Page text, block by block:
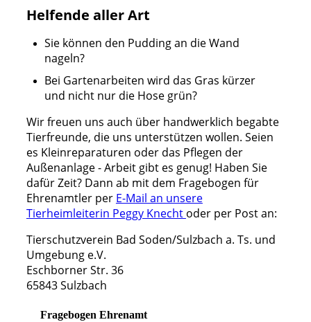
Helfende aller Art
Sie können den Pudding an die Wand
nageln?
Bei Gartenarbeiten wird das Gras kürzer
und nicht nur die Hose grün?
Wir freuen uns auch über handwerklich begabte
Tierfreunde, die uns unterstützen wollen. Seien
es Kleinreparaturen oder das Pflegen der
Außenanlage - Arbeit gibt es genug! Haben Sie
dafür Zeit? Dann ab mit dem Fragebogen für
Ehrenamtler per E-Mail an unsere
Tierheimleiterin Peggy Knecht oder per Post an:
Tierschutzverein Bad Soden/Sulzbach a. Ts. und
Umgebung e.V.
Eschborner Str. 36
65843 Sulzbach
Fragebogen Ehrenamt